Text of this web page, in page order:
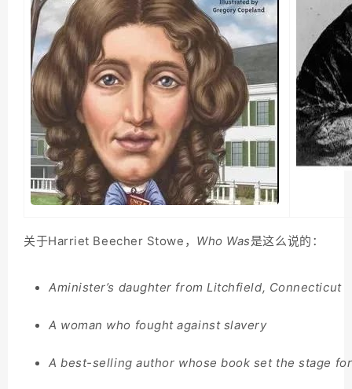
关于Harriet Beecher Stowe， Who Was是这么说的：
Aminister’s daughter from Litchfield, Connecticut
A woman who fought against slavery
A best-selling author whose book set the stage